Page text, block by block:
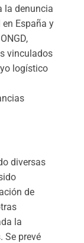
la denuncia
España y
vinculados
logístico
diversas
de
la
Se prevé